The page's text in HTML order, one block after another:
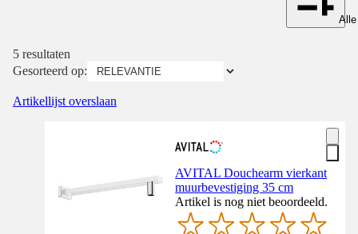
5 resultaten
Gesorteerd op:
Artikellijst overslaan
AVITAL Douchearm vierkant
muurbevestiging 35 cm
Artikel is nog niet beoordeeld.